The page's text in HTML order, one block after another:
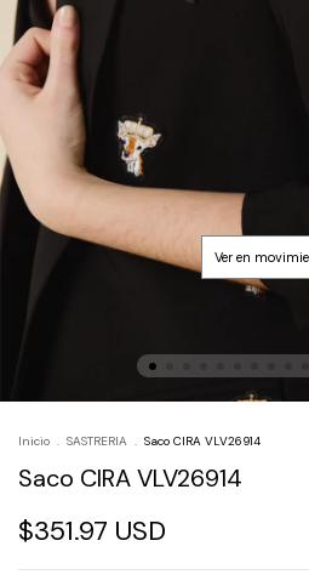
Inicio . SASTRERIA . Saco CIRA VLV26914
Saco CIRA VLV26914
$351.97 USD